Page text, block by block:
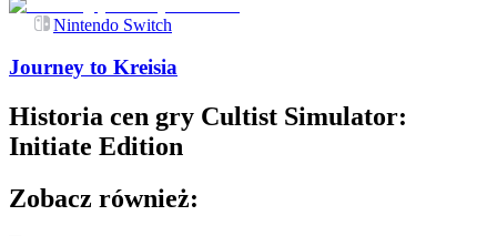
Nintendo Switch
Journey to Kreisia
Historia cen gry Cultist Simulator:
Initiate Edition
Zobacz również: